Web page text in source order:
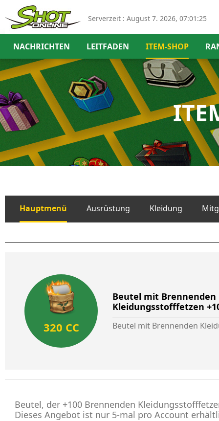
Serverzeit : August 7. 2026, 07:01:25
NACHRICHTEN LEITFADEN ITEM-SHOP
Hauptmenü Ausrüstung Kleidung
Beutel mit Brennenden
Kleidungsstofffetzen
Beutel mit Brennenden
320 CC
Beutel, der +100 Brennenden
Dieses Angebot ist nur 5-mal pro Account